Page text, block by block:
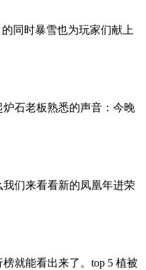
同时暴雪也为玩家们献上
石老板熟悉的声音：今晚
们来看看新的凤凰年进荣
就能看出来了。top 5 植被